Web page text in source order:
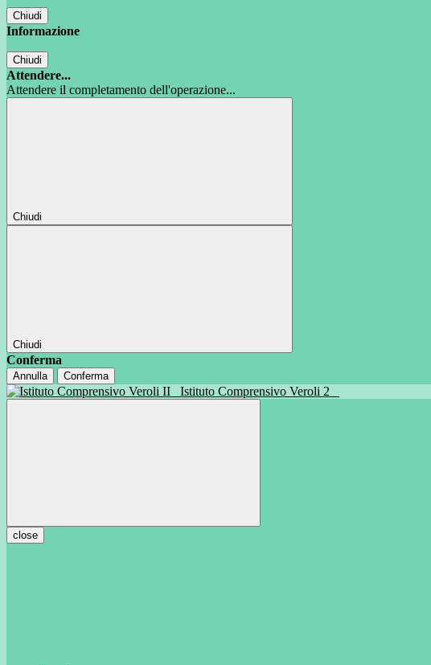
Chiudi
Informazione
Chiudi
Attendere...
Attendere il completamento dell'operazione...
Chiudi
Chiudi
Conferma
Annulla Conferma
Istituto Comprensivo Veroli 2
close